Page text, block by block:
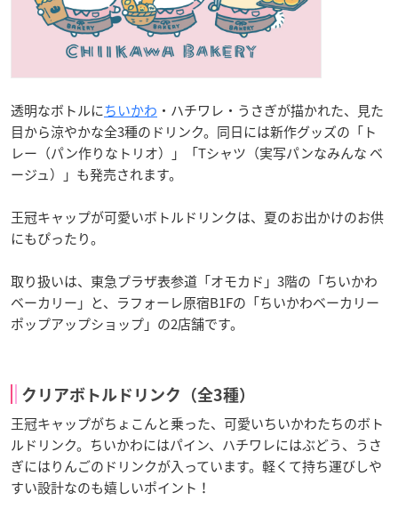
透明なボトルにちいかわ ・ハチワレ・うさぎが描かれた、見た
目から涼やかな全3種のドリンク。同日には新作グッズの「ト
レー（パン作りなトリオ）」「Tシャツ（実写パンなみんな ベ
ージュ）」も発売されます。
王冠キャップが可愛いボトルドリンクは、夏のお出かけのお供
にもぴったり。
取り扱いは、東急プラザ表参道「オモカド」3階の「ちいかわ
ベーカリー」と、ラフォーレ原宿B1Fの「ちいかわベーカリー
ポップアップショップ」の2店舗です。
クリアボトルドリンク（全3種）
王冠キャップがちょこんと乗った、可愛いちいかわたちのボト
ルドリンク。ちいかわにはパイン、ハチワレにはぶどう、うさ
ぎにはりんごのドリンクが入っています。軽くて持ち運びしや
すい設計なのも嬉しいポイント！